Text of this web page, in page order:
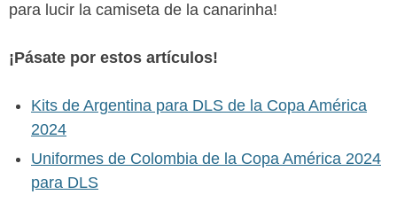
para lucir la camiseta de la canarinha!
¡Pásate por estos artículos!
Kits de Argentina para DLS de la Copa América
2024
Uniformes de Colombia de la Copa América 2024
para DLS